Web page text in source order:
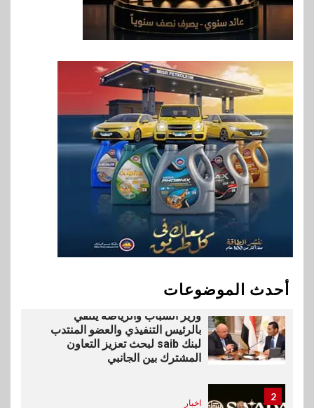
أحدث الموضوعات
8
بنوك
بنك مصر يشارك في فعالية اليوم
العروض المجانية
بنوك
بنك QNB مصر يعزز جاهزية
المشروعات الصغيرة والمتوسطة
للنمو والتوسع
10 اخبار
فيكسد مصر و”حلول” تتشاركان
في تطوير أول منصة للسياحة
الصحية في مصر والشرق الأوسط
وأفريقيا Tour4Cure
بنوك رياضة
وزير الشباب والرياضة يلتقي
بالرئيس التنفيذي والعضو المنتدب
لبنك saib لبحث تعزيز التعاون
المشترك بين الجانبي
2
اخبار